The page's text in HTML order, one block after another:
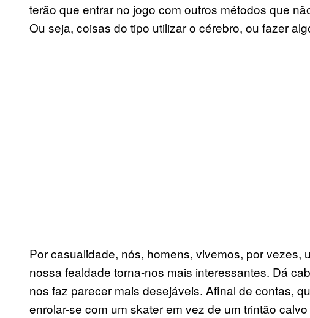
terão que entrar no jogo com outros métodos que
Ou seja, coisas do tipo utilizar o cérebro, ou fazer
Por casualidade, nós, homens, vivemos, por vezes,
nossa fealdade torna-nos mais interessantes. Dá
nos faz parecer mais desejáveis. Afinal de contas,
enrolar-se com um skater em vez de um trintão